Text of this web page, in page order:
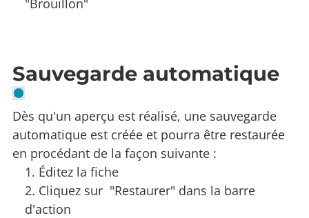
Sauvegarde automatique
Dès qu'un aperçu est réalisé, une sauvegarde
automatique est créée et pourra être restaurée
en procédant de la façon suivante :
Éditez la fiche
Cliquez sur "Restaurer" dans la barre
d'action